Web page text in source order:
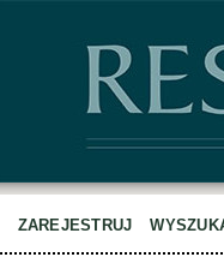
ZAREJESTRUJ